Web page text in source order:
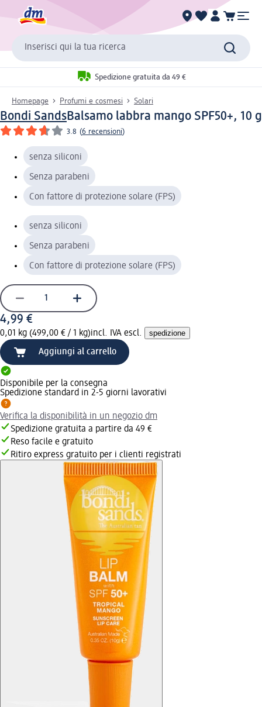
Inserisci qui la tua ricerca
Spedizione gratuita da 49 €
Homepage Profumi e cosmesi Solari
Bondi SandsBalsamo labbra mango SPF50+, 10 g
3.8 (6 recensioni)
senza siliconi
Senza parabeni
Con fattore di protezione solare (FPS)
senza siliconi
Senza parabeni
Con fattore di protezione solare (FPS)
4,99 €
0,01 kg (499,00 € / 1 kg)incl. IVA escl. spedizione
Aggiungi al carrello
Disponibile per la consegna
Spedizione standard in 2-5 giorni lavorativi
Verifica la disponibilità in un negozio dm
Spedizione gratuita a partire da 49 €
Reso facile e gratuito
Ritiro express gratuito per i clienti registrati